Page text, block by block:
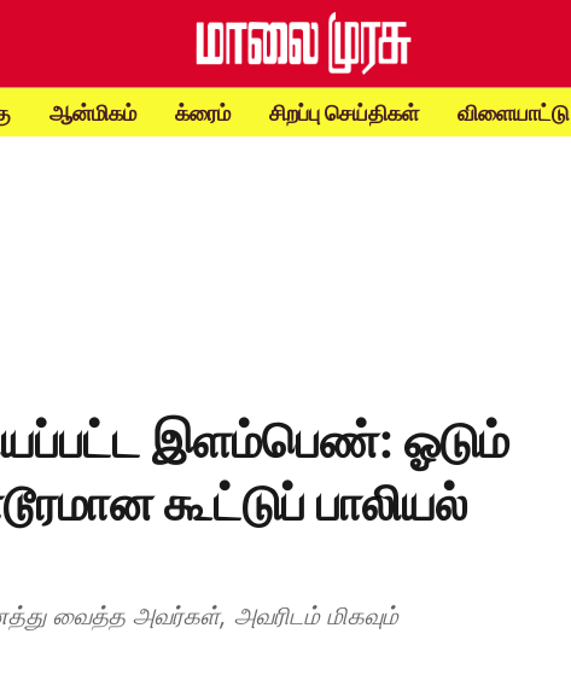
ஆன்மிகம் க்ரைம் சிறப்பு செய்திகள் விளையாட்டு
இளம்பெண்: ஓடும்
கூட்டுப் பாலியல்
வைத்த அவர்கள், அவரிடம் மிகவும்